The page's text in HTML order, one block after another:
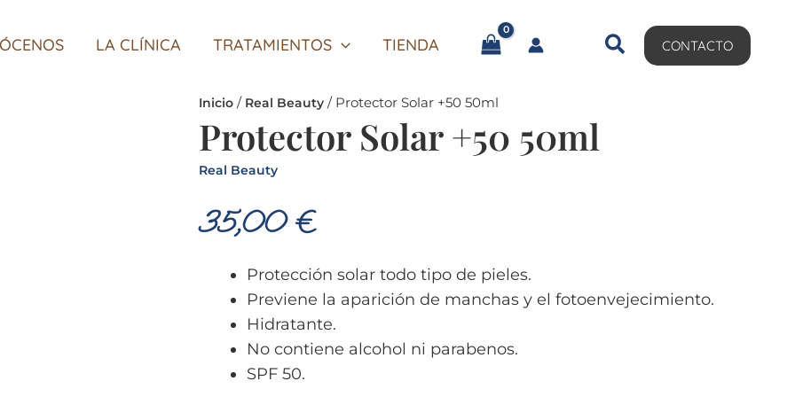
LA CLÍNICA TRATAMIENTOS TIENDA CONTACTO
Inicio / Real Beauty / Protector Solar +50 50ml
Protector Solar +50 50ml
Real Beauty
35,00€
Protección solar todo tipo de pieles.
Previene la aparición de manchas y el fotoenvejecimiento.
Hidratante.
No contiene alcohol ni parabenos.
SPF 50.